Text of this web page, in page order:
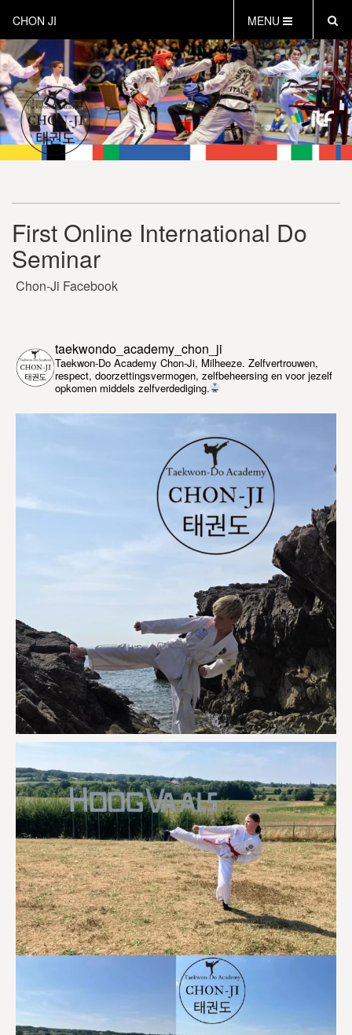
CHON JI MENU
HOME
OVER CHON-JI
TRAINEN HOE EN WAT
CHON-JI KIDS
OVER TAEKWON-DO
PROEFLES AANVRAGEN
VEILIG SPORTEN
INSTRUCTEURS EN COACHES
First Online International Do
Seminar
Chon-Ji Facebook
taekwondo_academy_chon_ji
Taekwon-Do Academy Chon-Ji, Milheeze. Zelfvertrouwen,
respect, doorzettingsvermogen, zelfbeheersing en voor jezelf
opkomen middels zelfverdediging.